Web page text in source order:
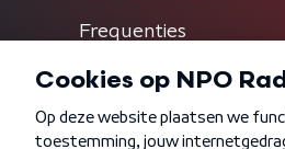
Frequenties